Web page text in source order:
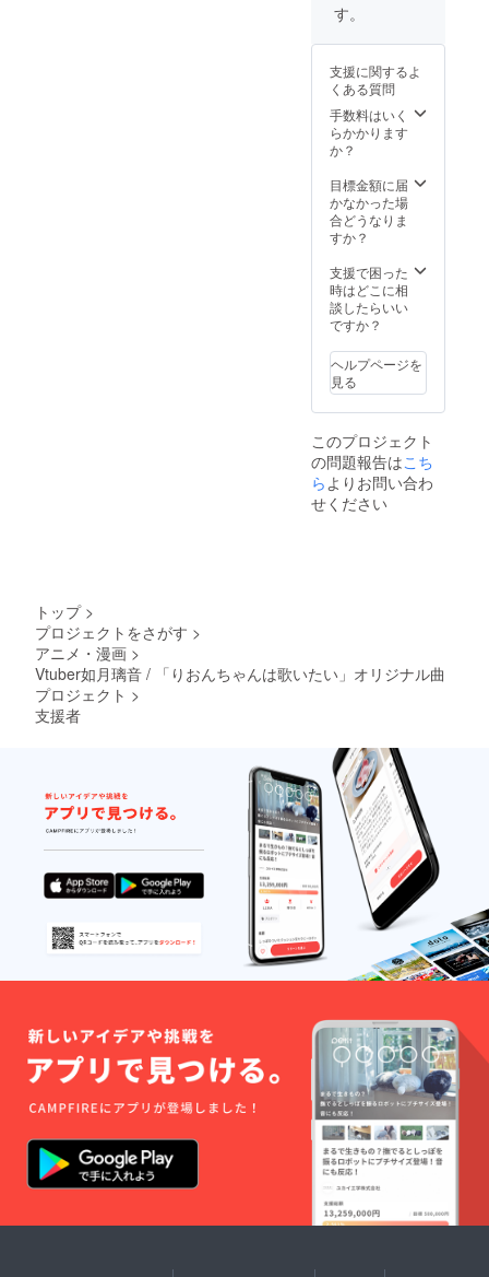
お名前
上げさ
せてい
ただき
ます。
※備考欄
望のお
名前(必
須)・ボ
イスの
(ご希望
があれ
ば)をご
記入く
い。
ル曲記
トカー
ド(直筆
サイン
入り・
郵送) ＋
動画(ひ
とりひ
とり収
録させ
だきま
す。) ＋
ノーマ
ル立ち
トカー
ド
(JPEG)
・オリ
曲記念
ポスト
カード
(JPEG)
＋
せてい
ただき
望のお
名前(必
須)・ボ
イスの
セリフ
(ご希望
があれ
ば)をご
記入く
ださ
い。
す。
支援に関するよ
くある質問
手数料はいく
らかかります
か？
目標金額に届
かなかった場
合どうなりま
すか？
支援で困った
時はどこに相
談したらいい
ですか？
ヘルプページを
見る
このプロジェクト
の問題報告はこち
ら よりお問い合わ
せください
トップ >
プロジェクトをさがす >
アニメ・漫画 >
Vtuber如月璃音 / 「りおんちゃんは歌いたい」オリジナル曲
プロジェクト >
支援者